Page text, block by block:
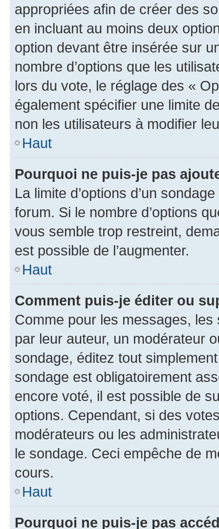
appropriées afin de créer des
en incluant au moins deux
option devant être insérée sur
nombre d’options que les
lors du vote, le réglage des «
également spécifier une limite
non les utilisateurs à modifier
Haut
Pourquoi ne puis-je pas
La limite d’options d’un
forum. Si le nombre d’options
vous semble trop restreint,
est possible de l’augmenter.
Haut
Comment puis-je éditer ou
Comme pour les messages,
par leur auteur, un modérateur
sondage, éditez tout
sondage est obligatoirement
encore voté, il est possible de
options. Cependant, si des
modérateurs ou les
le sondage. Ceci empêche de
cours.
Haut
Pourquoi ne puis-je pas